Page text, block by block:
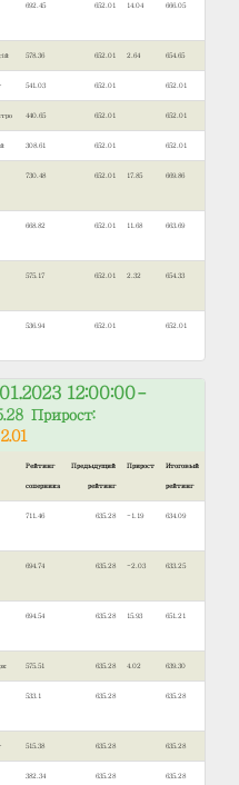
692.45 652.01 14.04 666.05
578.36 652.01 2.64 654.65
541.03 652.01 652.01
440.65 652.01 652.01
308.61 652.01 652.01
730.48 652.01 17.85 669.86
668.82 652.01 11.68 663.69
575.17 652.01 2.32 654.33
536.94 652.01 652.01
12:00:00–
Прирост:
Рейтинг
соперника
Предыдущий
рейтинг
Прирост Итоговый
рейтинг
711.46 635.28 -1.19 634.09
694.74 635.28 -2.03 633.25
694.54 635.28 15.93 651.21
575.51 635.28 4.02 639.30
533.1 635.28 635.28
515.38 635.28 635.28
382.34 635.28 635.28